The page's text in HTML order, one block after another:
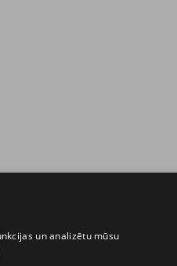
un analizētu mūsu